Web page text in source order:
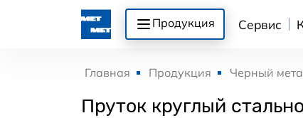
Продукция Сервис
Главная Продукция Черный
Пруток круглый